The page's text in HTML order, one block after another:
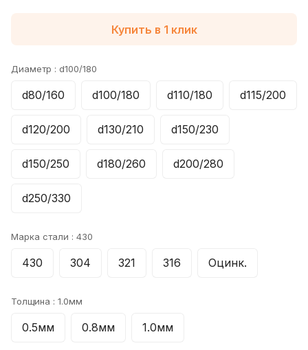
Купить в 1 клик
Диаметр : d100/180
d80/160 d100/180 d110/180 d115/200
d120/200 d130/210 d150/230
d150/250 d180/260 d200/280
d250/330
Марка стали : 430
430 304 321 316 Оцинк.
Толщина : 1.0мм
0.5мм 0.8мм 1.0мм